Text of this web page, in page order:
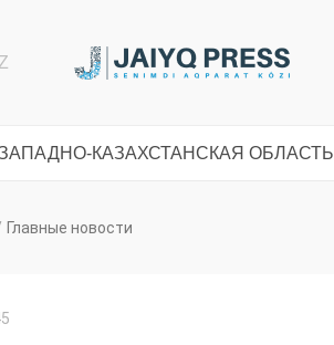
КАЗАХСТАНСКАЯ ОБЛАСТЬ
Главные новости